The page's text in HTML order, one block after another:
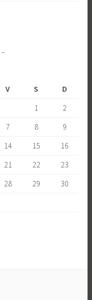
V S
D
1
2
7 8
9
14 15
16
21 22
23
28 29
30